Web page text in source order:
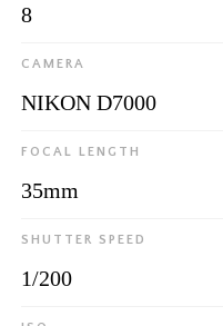
8
CAMERA
NIKON D7000
FOCAL LENGTH
35mm
SHUTTER SPEED
1/200